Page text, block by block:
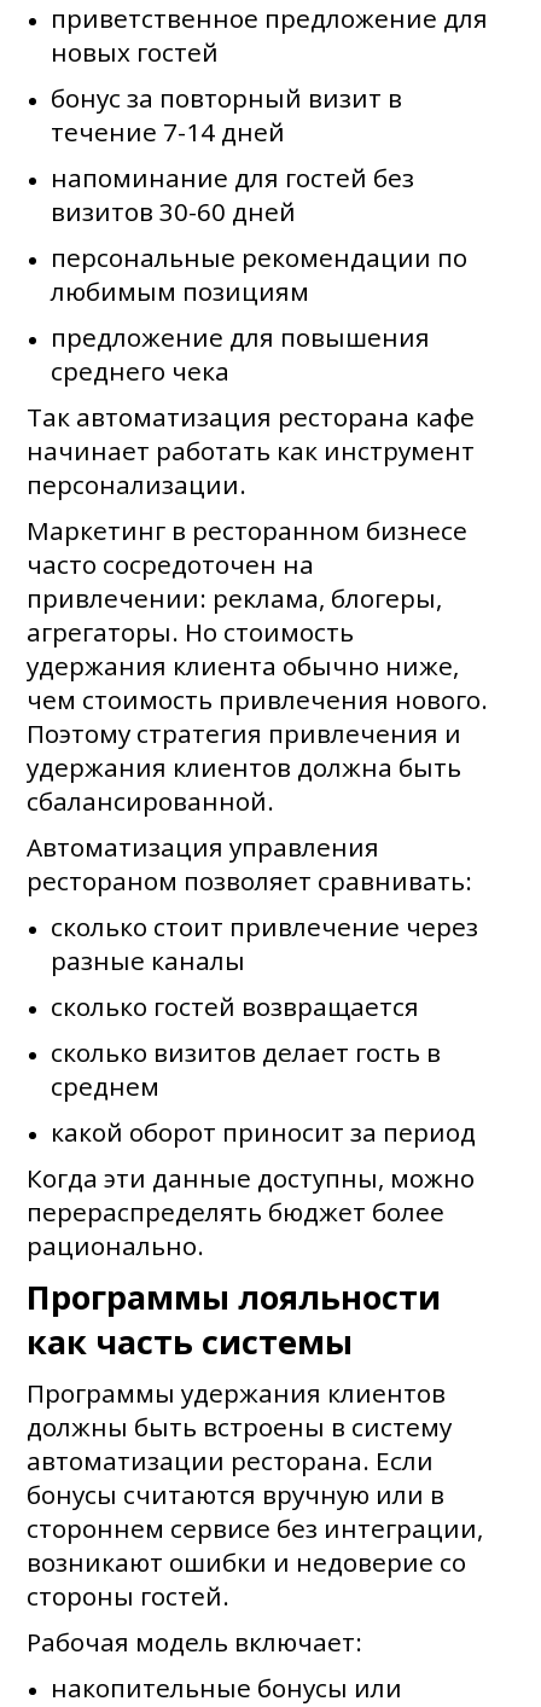
приветственное предложение для
новых гостей
бонус за повторный визит в
течение 7-14 дней
напоминание для гостей без
визитов 30-60 дней
персональные рекомендации по
любимым позициям
предложение для повышения
среднего чека
Так автоматизация ресторана кафе
начинает работать как инструмент
персонализации.
Маркетинг в ресторанном бизнесе
часто сосредоточен на
привлечении: реклама, блогеры,
агрегаторы. Но стоимость
удержания клиента обычно ниже,
чем стоимость привлечения нового.
Поэтому стратегия привлечения и
удержания клиентов должна быть
сбалансированной.
Автоматизация управления
рестораном позволяет сравнивать:
сколько стоит привлечение через
разные каналы
сколько гостей возвращается
сколько визитов делает гость в
среднем
какой оборот приносит за период
Когда эти данные доступны, можно
перераспределять бюджет более
рационально.
Программы лояльности
как часть системы
Программы удержания клиентов
должны быть встроены в систему
автоматизации ресторана. Если
бонусы считаются вручную или в
стороннем сервисе без интеграции,
возникают ошибки и недоверие со
стороны гостей.
Рабочая модель включает:
накопительные бонусы или